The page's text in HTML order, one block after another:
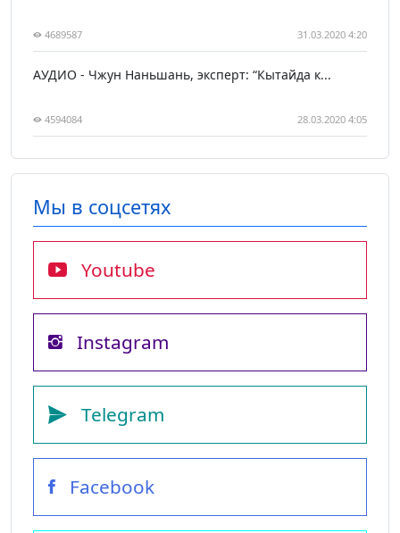
4689587 31.03.2020 4:20
АУДИО - Чжун Наньшань, эксперт: “Кытайда к...
4594084 28.03.2020 4:05
Мы в соцсетях
Youtube
Instagram
Telegram
Facebook